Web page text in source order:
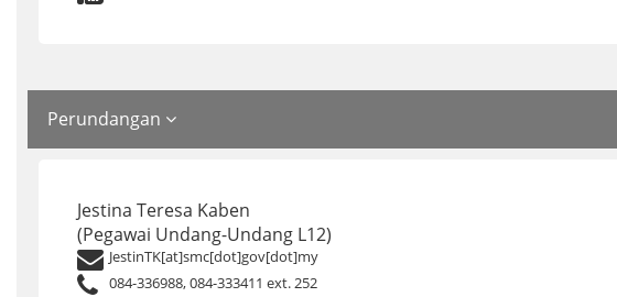
Perundangan
Jestina Teresa Kaben
(Pegawai Undang-Undang L12)
JestinTK[at]smc[dot]gov[dot]my
084-336988, 084-333411 ext. 252